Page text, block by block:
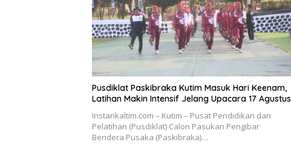
Pusdiklat Paskibraka Kutim Masuk Hari Keenam,
Latihan Makin Intensif Jelang Upacara 17 Agustus
Instankaltim.com – Kutim – Pusat Pendidikan dan
Pelatihan (Pusdiklat) Calon Pasukan Pengibar
Bendera Pusaka (Paskibraka)…